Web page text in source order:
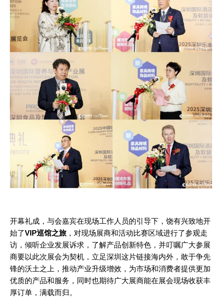
开幕礼成，与会嘉宾在现场工作人员的引导下，饶有兴致地开
始了VIP巡馆之旅 ，对现场展商和活动比赛区域进行了参观走
访，倾听企业发展诉求，了解产品创新特色，并叮嘱广大参展
商要以此次展会为契机，立足深圳这片链接海内外，敢于争先
锋的沃土之上，推动产业升级增效，为市场和消费者提供更加
优质的产品和服务，同时也期待广大展商能在展会现场收获丰
厚订单，满载而归。